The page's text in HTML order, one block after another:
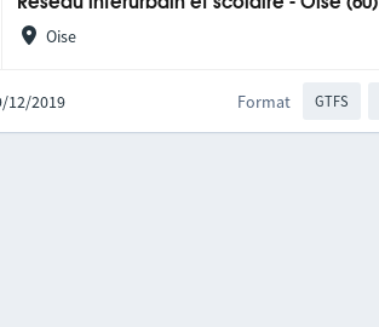
Oise
12/2019 Format GTFS